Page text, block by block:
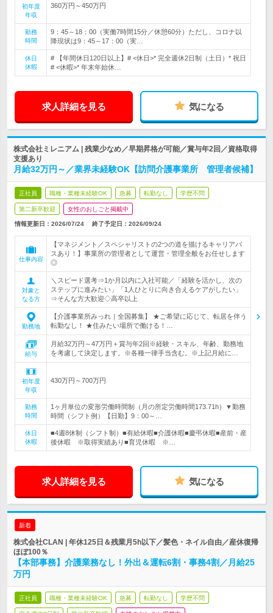
初年度
年収
360万円～450万円
勤務
時間
9：45～18：00（実働7時間15分／休憩60分）ただし、コロナ以
降現状は9：45～17：00（実…
休日
休暇
# 【年間休日120日以上】# <休日>* 完全週休2日制（土日）* 祝日
# <休暇>* 年末年始休…
求人詳細を見る 気になる
株式会社ミレニアム | 残業少なめ／早期昇格が可能／賞与年2回／資格取得
支援あり
月給32万円～／業界未経験OK【訪問介護事業所 管理者候補】
正社員 職種・業種未経験OK 急募 転勤なし 学歴不問
第二新卒歓迎 女性のおしごと掲載中
情報更新日：2026/07/24 終了予定日： 2026/09/24
仕事内容
【マネジメント／スペシャリストの2つの道を描けるキャリアパ
スあり！】事業所の管理者として運営・管理全般をお任せします
◎
対象と
なる方
＼スピード選考⇒1か月以内に入社可能／「経験を活かし、次の
ステップに進みたい」「1人ひとりに向き合えるケアがしたい」
⇒そんな方大歓迎◇高卒以上
勤務地
【介護事業所みっれ｜全国募集】 ★ご希望に応じて、転居を伴う
転勤なし！ ★住みたい場所で働ける！…
給与
月給32万円～47万円＋賞与年2回※経験・スキル、年齢、勤務地
を考慮して決定します。※各種一律手当含む。※上記月給に…
初年度
年収
430万円～700万円
勤務
時間
1ヶ月単位の変形労働時間制（月の所定労働時間173.71h）▼勤務
時間（シフト例）【日勤】9：00～…
休日
休暇
■4週8休制（シフト制）■有給休暇■介護休暇■慶弔休暇■産前・産
後休暇 ※取得実績あり■育児休暇 ※…
求人詳細を見る 気になる
新着
株式会社CLAN | 年休125日＆残業月5h以下／髪色・ネイル自由／産休復帰
ほぼ100％
【本部事務】介護業務なし！外出＆運転6割・事務4割／月給25
万円
正社員 職種・業種未経験OK 急募 転勤なし 学歴不問